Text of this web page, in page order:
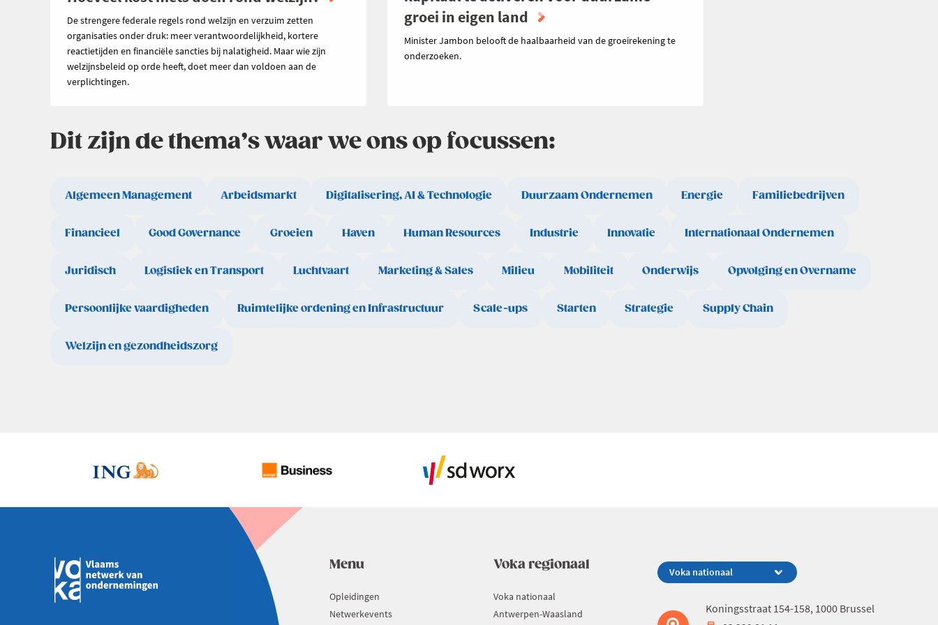
De strengere federale regels rond welzijn en verzuim zetten
organisaties onder druk: meer verantwoordelijkheid, kortere
reactietijden en financiële sancties bij nalatigheid. Maar wie zijn
welzijnsbeleid op orde heeft, doet meer dan voldoen aan de
verplichtingen.
groei in eigen land
Minister Jambon belooft de haalbaarheid van de groeirekening te
onderzoeken.
Dit zijn de thema’s waar we ons op focussen:
Algemeen Management Arbeidsmarkt Digitalisering, AI & Technologie Duurzaam Ondernemen Energie Familiebedrijven
Financieel Good Governance Groeien Haven Human Resources Industrie Innovatie Internationaal Ondernemen
Juridisch Logistiek en Transport Luchtvaart Marketing & Sales Milieu Mobiliteit Onderwijs Opvolging en Overname
Persoonlijke vaardigheden Ruimtelijke ordening en Infrastructuur Scale-ups Starten Strategie Supply Chain
Welzijn en gezondheidszorg
Menu
Opleidingen
Netwerkevents
Voka regionaal
Voka nationaal
Antwerpen-Waasland
Koningsstraat 154-158, 1000 Brussel